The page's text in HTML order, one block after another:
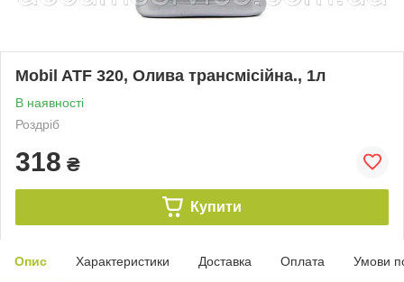
Mobil ATF 320, Олива трансмісійна., 1л
В наявності
Роздріб
318 ₴
Купити
Опис Характеристики Доставка Оплата Умови